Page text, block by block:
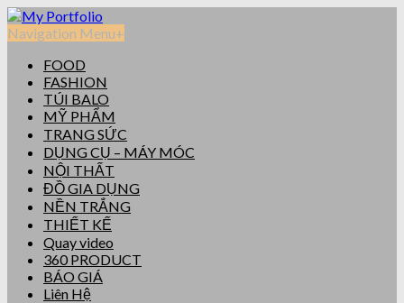
Navigation Menu+
FOOD
FASHION
TÚI BALO
MỸ PHẨM
TRANG SỨC
DỤNG CỤ – MÁY MÓC
NỘI THẤT
ĐỒ GIA DỤNG
NỀN TRẮNG
THIẾT KẾ
Quay video
360 PRODUCT
BÁO GIÁ
Liên Hệ